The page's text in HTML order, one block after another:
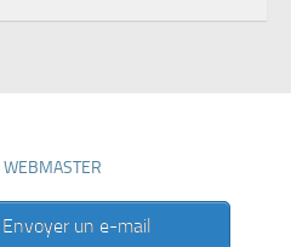
WEBMASTER
Envoyer un e-mail